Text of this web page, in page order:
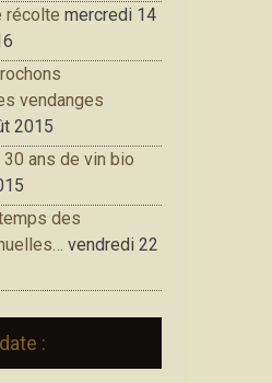
récolte mercredi 14
vendanges
2015
30 ans de vin bio
des
vendredi 22
: